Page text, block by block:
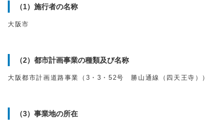
（1）施行者の名称
大阪市
（2）都市計画事業の種類及び名称
大阪都市計画道路事業（3・3・52号 勝山通線（四天王寺））
（3）事業地の所在